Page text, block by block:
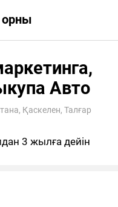
Авто
Қаскелен, Талғар
3 жылға дейін